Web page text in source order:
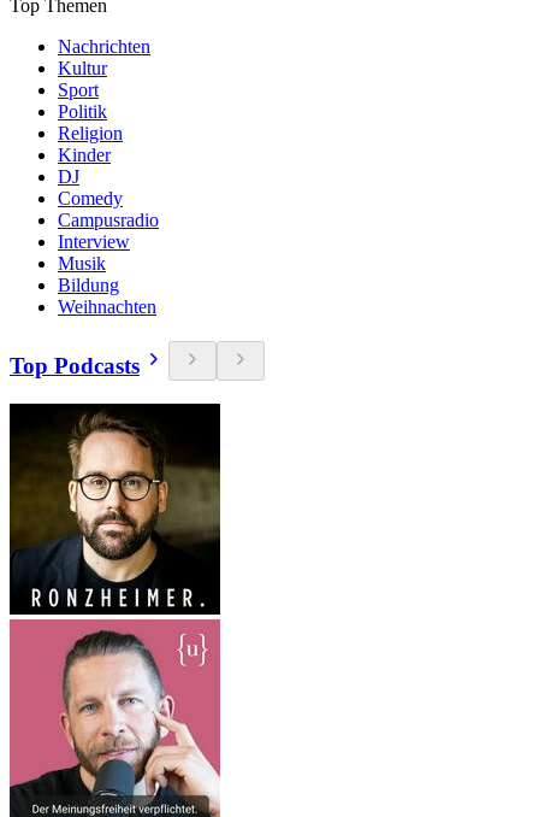
Top Themen
Nachrichten
Kultur
Sport
Politik
Religion
Kinder
DJ
Comedy
Campusradio
Interview
Musik
Bildung
Weihnachten
Top Podcasts